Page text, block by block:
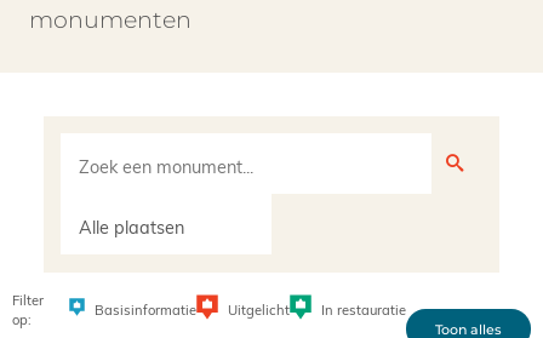
monumenten
Filter
op:
Basisinformatie Uitgelicht In restauratie
Toon alles